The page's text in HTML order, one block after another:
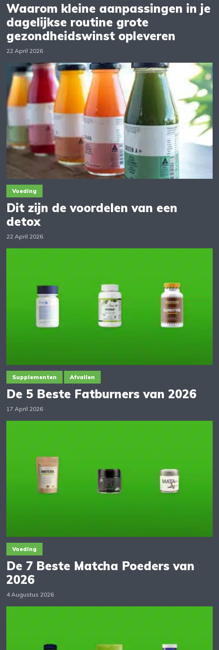
Waarom kleine aanpassingen in je
dagelijkse routine grote
gezondheidswinst opleveren
22 April 2026
Voeding
Dit zijn de voordelen van een
detox
22 April 2026
Supplementen Afvallen
De 5 Beste Fatburners van 2026
17 April 2026
Voeding
De 7 Beste Matcha Poeders van
2026
4 Augustus 2026